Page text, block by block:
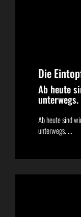
Die
Ab heute
unterwegs.
Ab heute sind
unterwegs. ...